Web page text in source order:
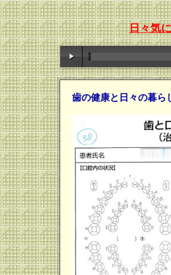
日々気
歯の健康と日々の暮ら